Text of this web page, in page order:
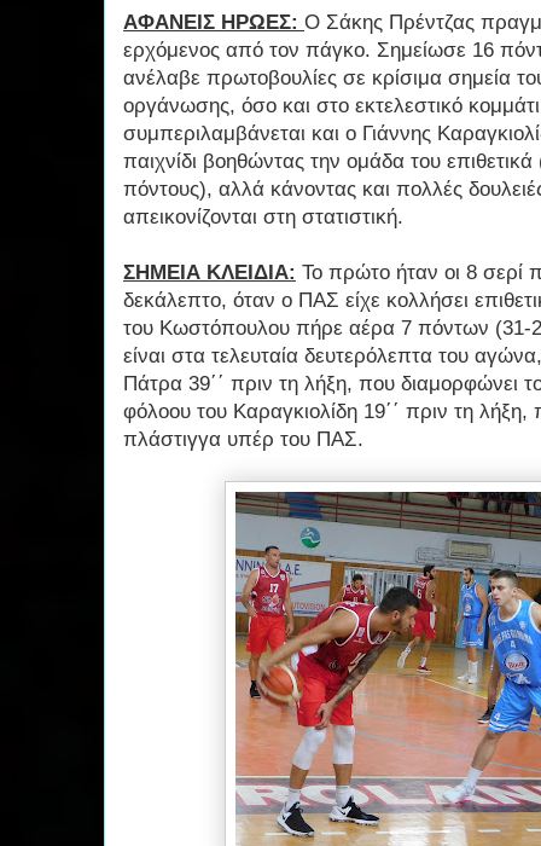
ΑΦΑΝΕΙΣ ΗΡΩΕΣ: Ο Σάκης Πρέντζας
ερχόμενος από τον πάγκο. Σημείωσε 16
ανέλαβε πρωτοβουλίες σε κρίσιμα σημεία
οργάνωσης, όσο και στο εκτελεστικό
συμπεριλαμβάνεται και ο Γιάννης
παιχνίδι βοηθώντας την ομάδα του
πόντους), αλλά κάνοντας και πολλές
απεικονίζονται στη στατιστική.
ΣΗΜΕΙΑ ΚΛΕΙΔΙΑ: Το πρώτο ήταν οι 8 σερί
δεκάλεπτο, όταν ο ΠΑΣ είχε κολλήσει
του Κωστόπουλου πήρε αέρα 7 πόντων (31-
είναι στα τελευταία δευτερόλεπτα του
Πάτρα 39΄΄ πριν τη λήξη, που διαμορφώνει
φόλοου του Καραγκιολίδη 19΄΄ πριν τη λήξη,
πλάστιγγα υπέρ του ΠΑΣ.